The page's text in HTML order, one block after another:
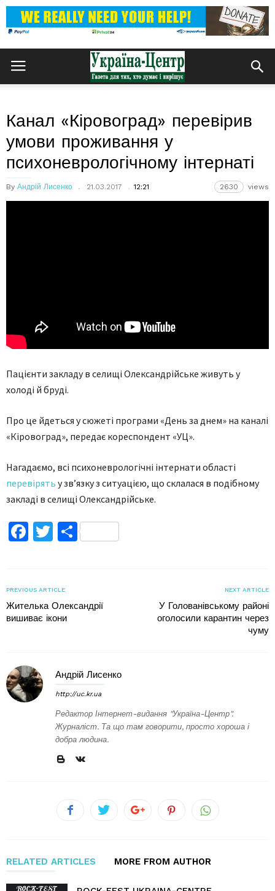
Канал «Кіровоград» перевірив
умови проживання у
психоневрологічному інтернаті
By Андрій Лисенко 21.03.2017 12:21 2630 views
Пацієнти закладу в селищі Олександрійське живуть у
холоді й бруді.
Про це йдеться у сюжеті програми «День за днем» на каналі
«Кіровоград», передає кореспондент «УЦ».
Нагадаємо, всі психоневрологічні інтернати області
перевірять у зв’язку з ситуацією, що склалася в подібному
закладі в селищі Олександрійське.
Facebook
TwitterПоділитися
PREVIOUS ARTICLE
Жителька Олександрії
вишиває ікони
NEXT ARTICLE
У Голованівському районі
оголосили карантин через
чуму
Андрій Лисенко
http://uc.kr.ua
Редактор Інтернет-видання "Україна-Центр".
Журналіст. Та що там говорити, просто хороша і
добра людина.
RELATED ARTICLES MORE FROM AUTHOR